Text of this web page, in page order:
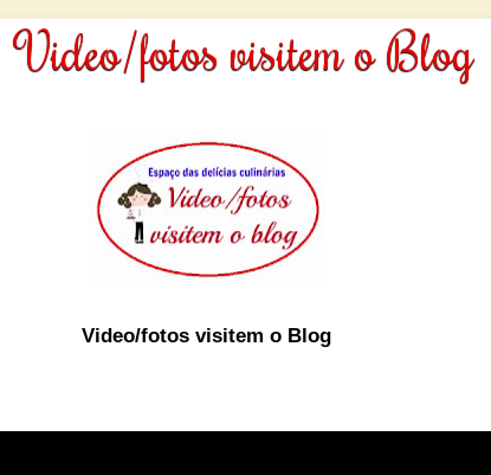
Video/fotos visitem o Blog
Video/fotos visitem o Blog